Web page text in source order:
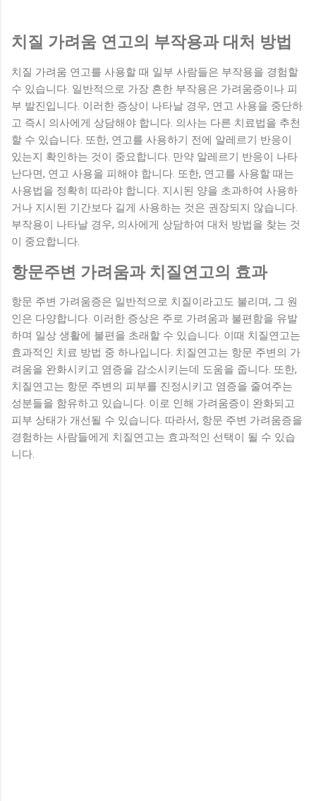
치질 가려움 연고의 부작용과 대처 방법
치질 가려움 연고를 사용할 때 일부 사람들은 부작용을 경험할
수 있습니다. 일반적으로 가장 흔한 부작용은 가려움증이나 피
부 발진입니다. 이러한 증상이 나타날 경우, 연고 사용을 중단하
고 즉시 의사에게 상담해야 합니다. 의사는 다른 치료법을 추천
할 수 있습니다. 또한, 연고를 사용하기 전에 알레르기 반응이
있는지 확인하는 것이 중요합니다. 만약 알레르기 반응이 나타
난다면, 연고 사용을 피해야 합니다. 또한, 연고를 사용할 때는
사용법을 정확히 따라야 합니다. 지시된 양을 초과하여 사용하
거나 지시된 기간보다 길게 사용하는 것은 권장되지 않습니다.
부작용이 나타날 경우, 의사에게 상담하여 대처 방법을 찾는 것
이 중요합니다.
항문주변 가려움과 치질연고의 효과
항문 주변 가려움증은 일반적으로 치질이라고도 불리며, 그 원
인은 다양합니다. 이러한 증상은 주로 가려움과 불편함을 유발
하며 일상 생활에 불편을 초래할 수 있습니다. 이때 치질연고는
효과적인 치료 방법 중 하나입니다. 치질연고는 항문 주변의 가
려움을 완화시키고 염증을 감소시키는데 도움을 줍니다. 또한,
치질연고는 항문 주변의 피부를 진정시키고 염증을 줄여주는
성분들을 함유하고 있습니다. 이로 인해 가려움증이 완화되고
피부 상태가 개선될 수 있습니다. 따라서, 항문 주변 가려움증을
경험하는 사람들에게 치질연고는 효과적인 선택이 될 수 있습
니다.